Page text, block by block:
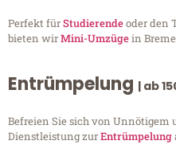
Perfekt fürStudierendeoder den
bieten wirMini-Umzügein
Entrümpelung | ab
Befreien Sie sich von Unnötigem
Dienstleistung zurEntrümpelung